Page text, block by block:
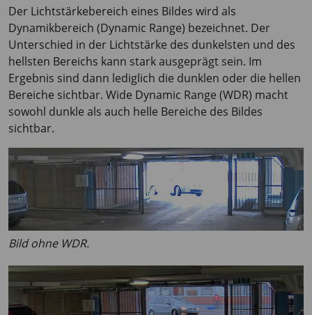
Der Lichtstärkebereich eines Bildes wird als
Dynamikbereich (Dynamic Range) bezeichnet. Der
Unterschied in der Lichtstärke des dunkelsten und des
hellsten Bereichs kann stark ausgeprägt sein. Im
Ergebnis sind dann lediglich die dunklen oder die hellen
Bereiche sichtbar. Wide Dynamic Range (WDR) macht
sowohl dunkle als auch helle Bereiche des Bildes
sichtbar.
Bild ohne WDR.